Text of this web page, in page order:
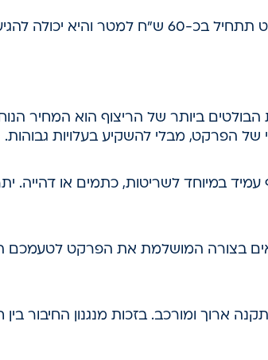
הבולטים ביותר של הריצוף הוא המחיר
הפרקט, מבלי להשקיע בעלויות גבוהות.
במיוחד לשריטות, כתמים או דהייה.
בצורה המושלמת את הפרקט לטעמכם
ארוך ומורכב. בזכות מנגנון החיבור בין